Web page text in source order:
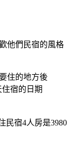
他們民宿的風格
住的地方後
宿的日期
民宿4人房是3980